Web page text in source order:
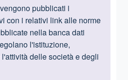
pubblicati i
con i relativi link alle norme
nella banca dati
l'istituzione,
delle società e degli